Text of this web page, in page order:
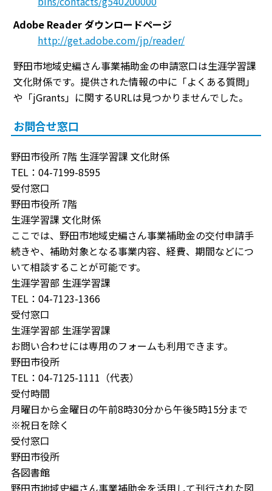
Adobe Reader ダウンロードページ
http://get.adobe.com/jp/reader/
野田市地域史編さん事業補助金の申請窓口は生涯学習課
文化財係です。提供された情報の中に「よくある質問」
や「jGrants」に関するURLは見つかりませんでした。
お問合せ窓口
野田市役所 7階 生涯学習課 文化財係
TEL：04-7199-8595
受付窓口
野田市役所 7階
生涯学習課 文化財係
ここでは、野田市地域史編さん事業補助金の交付申請手
続きや、補助対象となる事業内容、経費、期間などにつ
いて相談することが可能です。
生涯学習部 生涯学習課
TEL：04-7123-1366
受付窓口
生涯学習部 生涯学習課
お問い合わせには専用のフォームも利用できます。
野田市役所
TEL：04-7125-1111（代表）
受付時間
月曜日から金曜日の午前8時30分から午後5時15分まで
※祝日を除く
受付窓口
野田市役所
各図書館
野田市地域史編さん事業補助金を活用して刊行された図